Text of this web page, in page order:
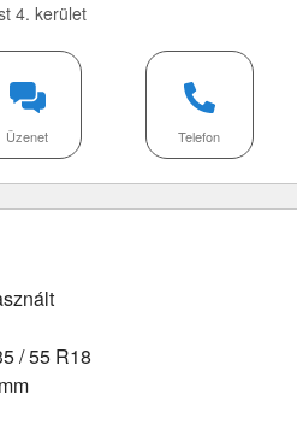
4. kerület
Telefon
Üzenet
/ 55 R18